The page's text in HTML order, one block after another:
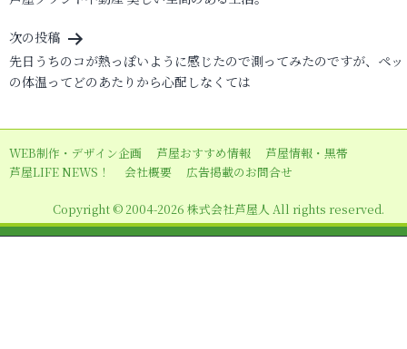
稿
ナ
ビ
ゲ
シ
ョ
次の投稿
先日うちのコが熱っぽいように感じたので測ってみたのですが、ペッ
の体温ってどのあたりから心配しなくては
WEB制作・デザイン企画 芦屋おすすめ情報
芦屋情報・黒帯
芦屋LIFE NEWS！
会社概要 広告掲載のお問合せ
Copyright © 2004-2026 株式会社芦屋人 All rights reserved.